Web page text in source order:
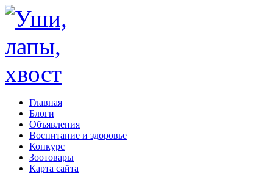
Главная
Блоги
Объявления
Воспитание и здоровье
Конкурс
Зоотовары
Карта сайта